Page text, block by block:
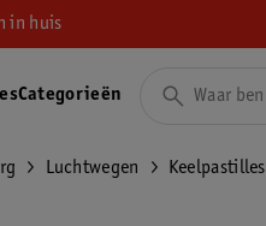
in huis
Categorieën
Luchtwegen Keelpastilles